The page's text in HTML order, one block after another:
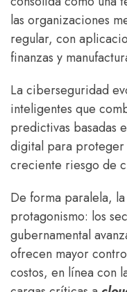
las organizaciones
regular, con
finanzas y
La ciberseguridad
inteligentes que
predictivas basadas
digital para proteger
creciente riesgo de
De forma paralela,
protagonismo: los
gubernamental
ofrecen mayor
costos, en línea con